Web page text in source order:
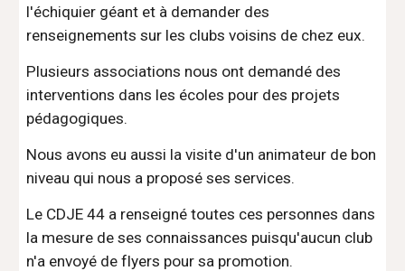
l'échiquier géant et à demander des
renseignements sur les clubs voisins de chez eux.
Plusieurs associations nous ont demandé des
interventions dans les écoles pour des projets
pédagogiques.
Nous avons eu aussi la visite d'un animateur de bon
niveau qui nous a proposé ses services.
Le CDJE 44 a renseigné toutes ces personnes dans
la mesure de ses connaissances puisqu'aucun club
n'a envoyé de flyers pour sa promotion.